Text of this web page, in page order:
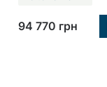
94 770 грн